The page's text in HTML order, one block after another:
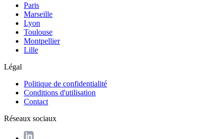
Paris
Marseille
Lyon
Toulouse
Montpellier
Lille
Légal
Politique de confidentialité
Conditions d'utilisation
Contact
Réseaux sociaux